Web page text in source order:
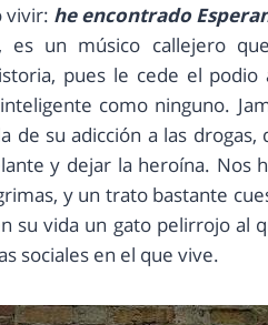
vivir: he encontrado
, es un músico callejero
pues le cede el
como ninguno.
de su adicción a las
y dejar la heroína. Nos
y un trato bastante
su vida un gato pelirrojo
sociales en el que vive.